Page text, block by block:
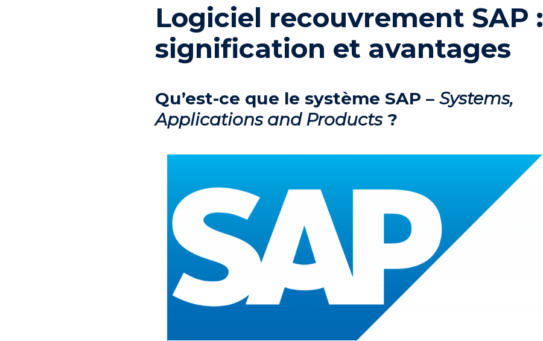
Logiciel recouvrement SAP :
signification et avantages
Qu’est-ce que le système SAP –Systems,
Applications and Products?